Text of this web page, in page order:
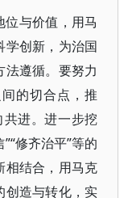
与价值，用马
学创新，为治国
遵循。要努力
的切合点，推
共进。进一步挖
修齐治平”等的
相结合，用马克
创造与转化，实